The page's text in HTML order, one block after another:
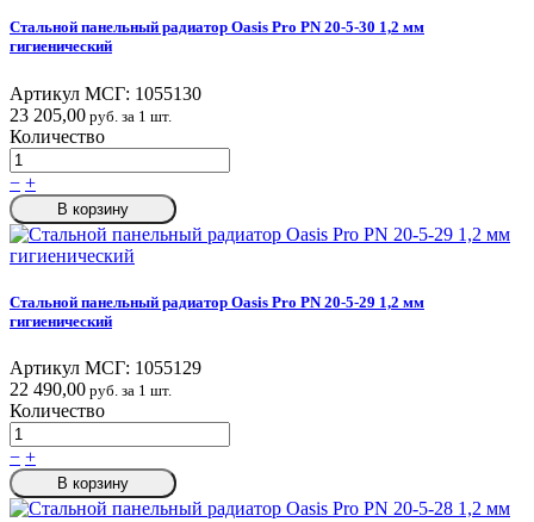
Стальной панельный радиатор Oasis Pro PN 20-5-30 1,2 мм
гигиенический
Артикул МСГ: 1055130
23 205,00 руб. за 1 шт.
Количество
− +
В корзину
Стальной панельный радиатор Oasis Pro PN 20-5-29 1,2 мм
гигиенический
Артикул МСГ: 1055129
22 490,00 руб. за 1 шт.
Количество
− +
В корзину